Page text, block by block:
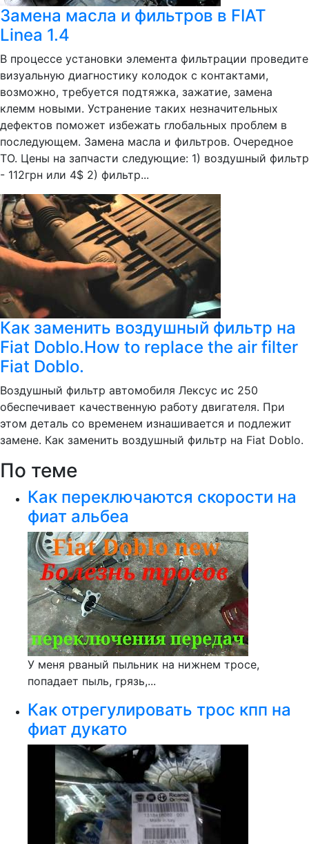
Замена масла и фильтров в FIAT
Linea 1.4
В процессе установки элемента фильтрации проведите
визуальную диагностику колодок с контактами,
возможно, требуется подтяжка, зажатие, замена
клемм новыми. Устранение таких незначительных
дефектов поможет избежать глобальных проблем в
последующем. Замена масла и фильтров. Очередное
ТО. Цены на запчасти следующие: 1) воздушный фильтр
- 112грн или 4$ 2) фильтр...
Как заменить воздушный фильтр на
Fiat Doblo.How to replace the air filter
Fiat Doblo.
Воздушный фильтр автомобиля Лексус ис 250
обеспечивает качественную работу двигателя. При
этом деталь со временем изнашивается и подлежит
замене. Как заменить воздушный фильтр на Fiat Doblo.
По теме
Как переключаются скорости на
фиат альбеа
У меня рваный пыльник на нижнем тросе,
попадает пыль, грязь,...
Как отрегулировать трос кпп на
фиат дукато